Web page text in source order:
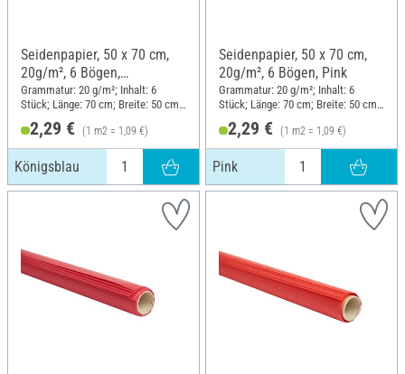
Seidenpapier, 50 x 70 cm,
20g/m², 6 Bögen,
Königsblau
Grammatur: 20 g/m²; Inhalt: 6
Stück; Länge: 70 cm; Breite: 50 cm;
Material: Papier
2,29 € (1 m2 = 1,09 €)
Königsblau
Seidenpapier, 50 x 70 cm,
20g/m², 6 Bögen, Pink
Grammatur: 20 g/m²; Inhalt: 6
Stück; Länge: 70 cm; Breite: 50 cm;
Material: Papier
2,29 € (1 m2 = 1,09 €)
Pink